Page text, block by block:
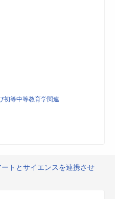
初等中等教育学関連
ートとサイエンスを連携させ